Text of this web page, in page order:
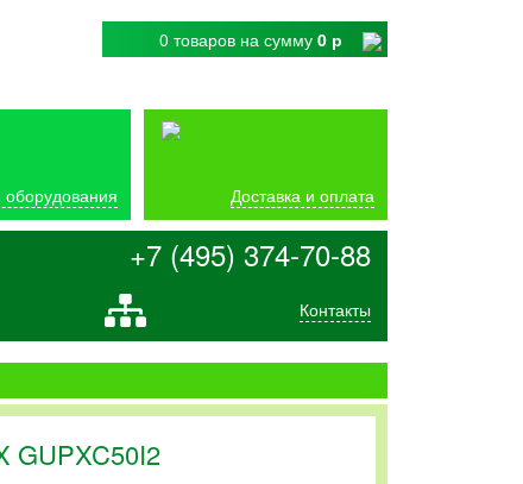
0 товаров на сумму 0 р
Доставка и оплата
+7 (495) 374-70-88
Контакты
GUPXC50I2